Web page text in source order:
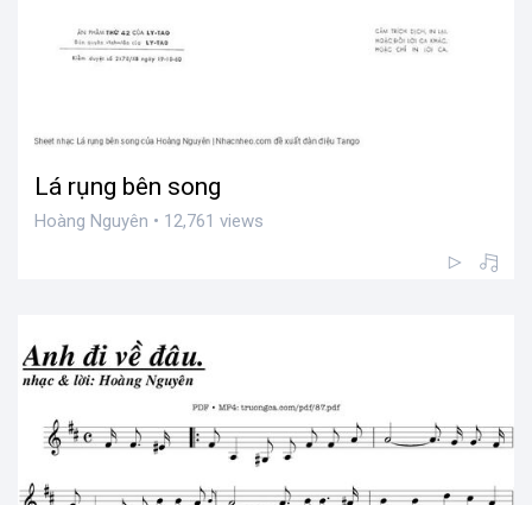
Lá rụng bên song
Hoàng Nguyên • 12,761 views